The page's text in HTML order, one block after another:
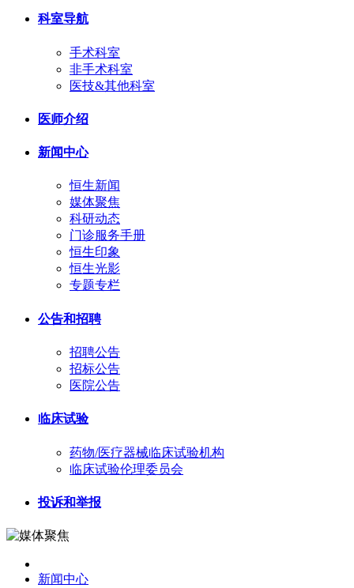
科室导航
手术科室
非手术科室
医技&其他科室
医师介绍
新闻中心
恒生新闻
媒体聚焦
科研动态
门诊服务手册
恒生印象
恒生光影
专题专栏
公告和招聘
招聘公告
招标公告
医院公告
临床试验
药物/医疗器械临床试验机构
临床试验伦理委员会
投诉和举报
新闻中心